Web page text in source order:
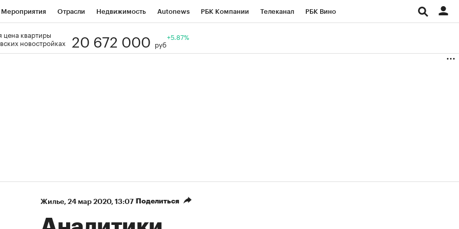
Мероприятия Отрасли Недвижимость Autonews РБК Компании Телеканал РБК Вино
Визионеры
цена квартиры
новостройках
20 672 000 руб
+5.87%
Жилье⁠, 24 мар 2020, 13:07 Поделиться